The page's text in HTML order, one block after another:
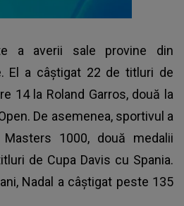
a averii sale provine din
El a câștigat 22 de titluri de
14 la Roland Garros, două la
De asemenea, sportivul a
1000, două medalii
de Cupa Davis cu Spania.
Nadal a câștigat peste 135